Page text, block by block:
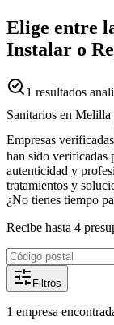
Elige entre
Instalar o
1 resultados
Sanitarios en Melilla
Empresas verificadas
han sido verificadas
autenticidad y
tratamientos y
¿No tienes tiempo
Recibe hasta 4
Filtros
1 empresa